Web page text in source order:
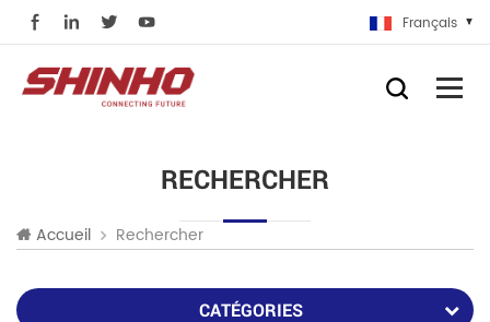
Français
RECHERCHER
Accueil Rechercher
CATÉGORIES